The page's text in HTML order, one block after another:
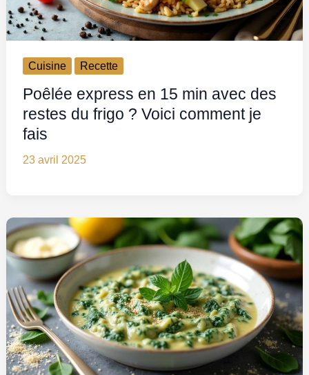
Cuisine Recette
Poêlée express en 15 min avec des
restes du frigo ? Voici comment je
fais
23 avril 2025